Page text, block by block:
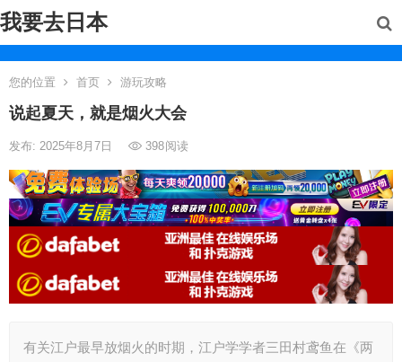
我要去日本
您的位置 首页 游玩攻略
说起夏天，就是烟火大会
发布: 2025年8月7日 398阅读
有关江户最早放烟火的时期，江户学学者三田村鸢鱼在《两